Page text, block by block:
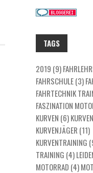
TAGS
2019 (9)
FAHRSCHULE(3)
FAHRTECHNIK
FASZINATION
KURVEN (6)
KURVENJÄGER (11)
KURVENTRAINING
TRAINING (4)
MOTORRAD (4)